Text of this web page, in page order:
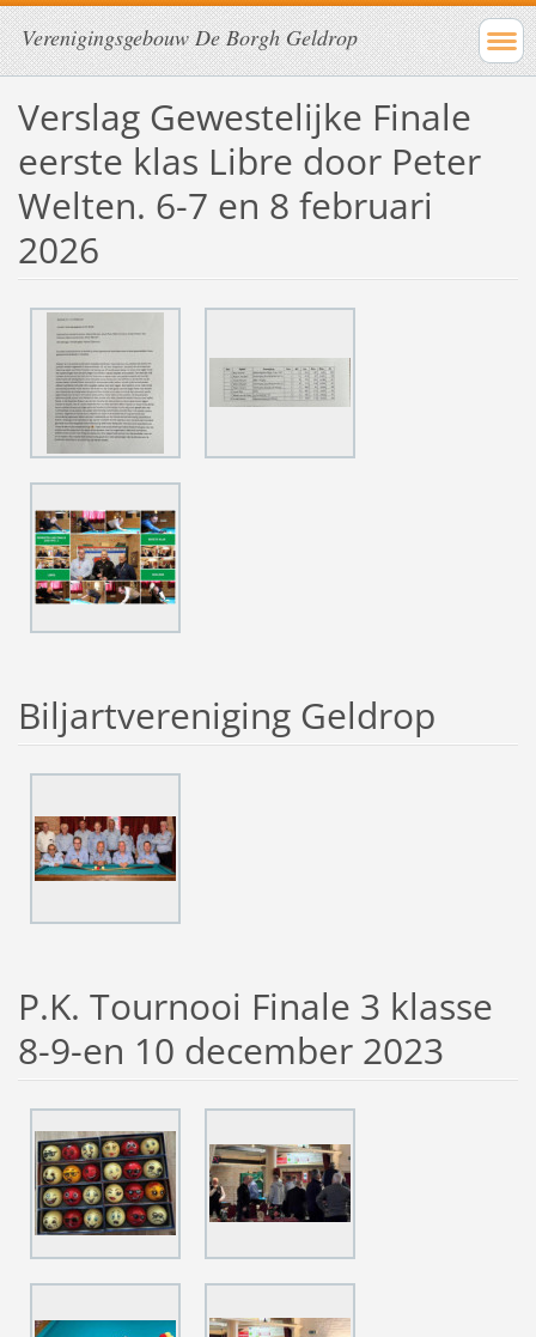
Verenigingsgebouw De Borgh Geldrop
Verslag Gewestelijke Finale
eerste klas Libre door Peter
Welten. 6-7 en 8 februari
2026
Biljartvereniging Geldrop
P.K. Tournooi Finale 3 klasse
8-9-en 10 december 2023